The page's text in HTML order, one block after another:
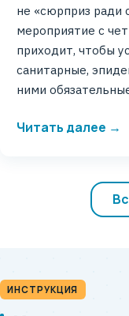
не «сюрприз ради
мероприятие с
приходит, чтобы
санитарные,
ними
Читать далее →
ИНСТРУКЦИЯ